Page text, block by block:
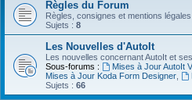
Règles du Forum
Règles, consignes et mentions légales
Sujets : 8
Les Nouvelles d'AutoIt
Les nouvelles concernant AutoIt et ses
Sous-forums :
Mises à Jour AutoIt
Mises à Jour Koda Form Designer
Sujets : 66